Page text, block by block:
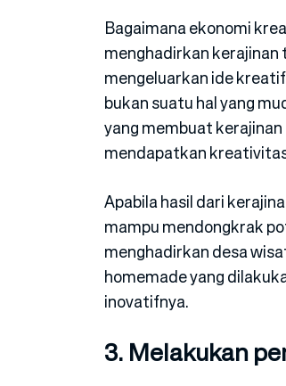
Bagaimana ekonomi
menghadirkan kerajinan
mengeluarkan ide
bukan suatu hal yang
yang membuat
mendapatkan
Apabila hasil dari
mampu mendongkrak
menghadirkan desa
homemade yang
inovatifnya.
3. Melakukan